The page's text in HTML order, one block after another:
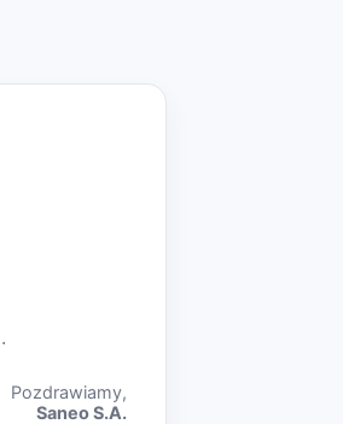
.
Pozdrawiamy,
Saneo S.A.